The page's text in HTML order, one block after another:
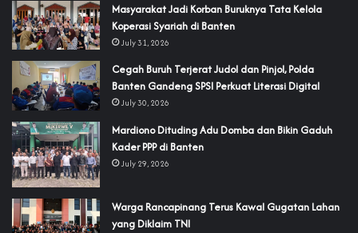
‎Masyarakat Jadi Korban Buruknya Tata Kelola
Koperasi Syariah di Banten
July 31, 2026
Cegah Buruh Terjerat Judol dan Pinjol, Polda
Banten Gandeng SPSI Perkuat Literasi Digital
July 30, 2026
‎Mardiono Dituding Adu Domba dan Bikin Gaduh
Kader PPP di Banten
July 29, 2026
‎Warga Rancapinang Terus Kawal Gugatan Lahan
yang Diklaim TNI‎‎